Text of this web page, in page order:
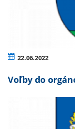
22.06.2022
Voľby do